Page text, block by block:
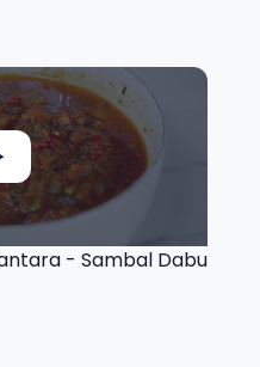
- Sambal Dabu